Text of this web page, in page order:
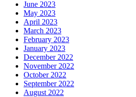
June 2023
May 2023
April 2023
March 2023
February 2023
January 2023
December 2022
November 2022
October 2022
September 2022
August 2022